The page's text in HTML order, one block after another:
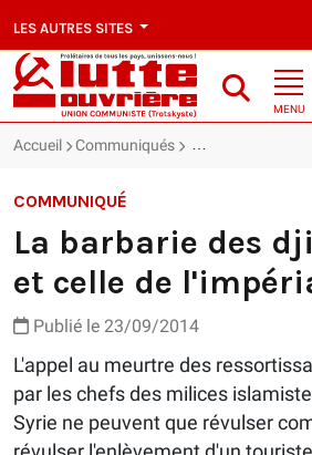
LES AUTRES SITES
MENU
Accueil Communiqués La barbarie des
COMMUNIQUÉ
La barbarie des
et celle de
Publié le 23/09/2014
L'appel au meurtre des
par les chefs des milices
Syrie ne peuvent que révulser